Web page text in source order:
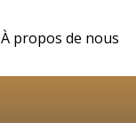
À propos de nous